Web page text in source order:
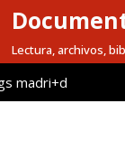
Lectura, archivos,
madri+d